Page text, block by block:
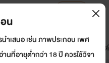
การ์ตูน
มาใหม่
ดรีมแชท ธัญลิสต์
น
ำเสนอ เช่น ภาพประกอบ เพศ
นที่อายุต่ำกว่า 18 ปี ควรใช้วิจา